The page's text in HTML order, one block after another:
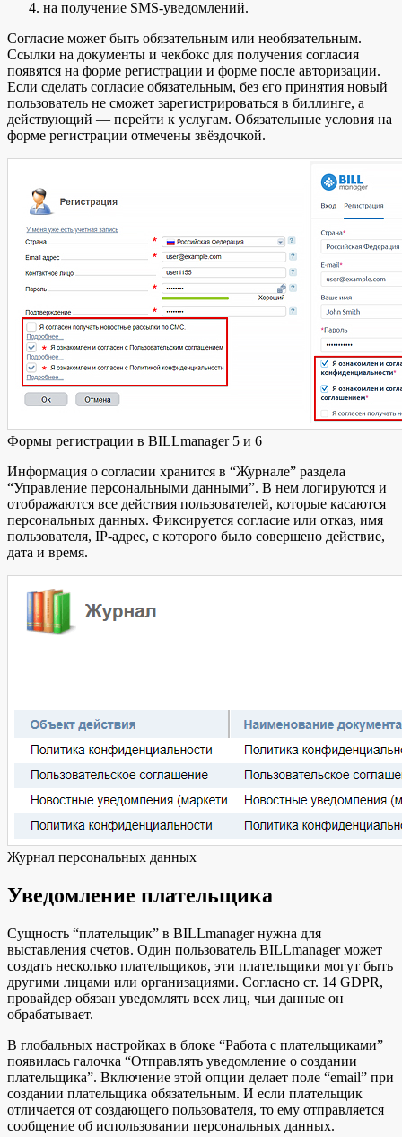
на получение SMS-уведомлений.
Согласие может быть обязательным или необязательным.
Ссылки на документы и чекбокс для получения согласия
появятся на форме регистрации и форме после авторизации.
Если сделать согласие обязательным, без его принятия новый
пользователь не сможет зарегистрироваться в биллинге, а
действующий — перейти к услугам. Обязательные условия на
форме регистрации отмечены звёздочкой.
Формы регистрации в BILLmanager 5 и 6
Информация о согласии хранится в “Журнале” раздела
“Управление персональными данными”. В нем логируются и
отображаются все действия пользователей, которые касаются
персональных данных. Фиксируется согласие или отказ, имя
пользователя, IP-адрес, с которого было совершено действие,
дата и время.
Журнал персональных данных
Уведомление плательщика
Cущность “плательщик” в BILLmanager нужна для
выставления счетов. Один пользователь BILLmanager может
создать несколько плательщиков, эти плательщики могут быть
другими лицами или организациями. Согласно ст. 14 GDPR,
провайдер обязан уведомлять всех лиц, чьи данные он
обрабатывает.
В глобальных настройках в блоке “Работа с плательщиками”
появилась галочка “Отправлять уведомление о создании
плательщика”. Включение этой опции делает поле “email” при
создании плательщика обязательным. И если плательщик
отличается от создающего пользователя, то ему отправляется
сообщение об использовании персональных данных.